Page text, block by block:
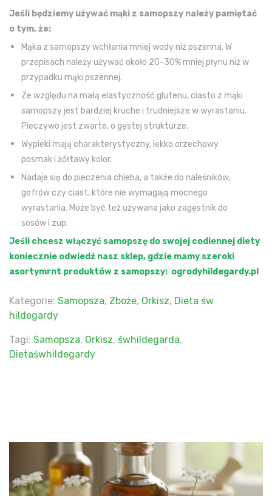
Jeśli będziemy używać mąki z samopszy należy pamiętać
o tym, że:
Mąka z samopszy wchłania mniej wody niż pszenna. W
przepisach należy używać około 20-30% mniej płynu niż w
przypadku mąki pszennej.
Ze względu na małą elastyczność glutenu, ciasto z mąki
samopszy jest bardziej kruche i trudniejsze w wyrastaniu.
Pieczywo jest zwarte, o gęstej strukturze.
Wypieki mają charakterystyczny, lekko orzechowy
posmak i żółtawy kolor.
Nadaje się do pieczenia chleba, a także do naleśników,
gofrów czy ciast, które nie wymagają mocnego
wyrastania. Może być też używana jako zagęstnik do
sosów i zup.
Jeśli chcesz włączyć samopszę do swojej codiennej diety
koniecznie odwiedź nasz sklep, gdzie mamy szeroki
asortymrnt produktów z samopszy: ogrodyhildegardy.pl
Kategorie: Samopsza, Zboże, Orkisz, Dieta św
hildegardy
Tagi: Samopsza, Orkisz, śwhildegarda,
Dietaśwhildegardy